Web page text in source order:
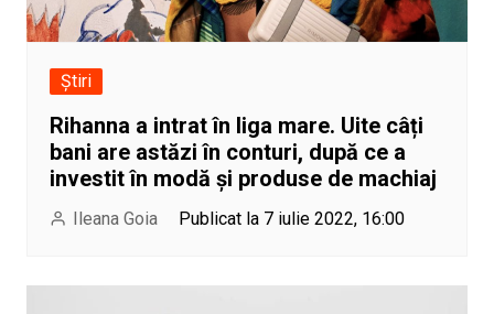
Știri
Rihanna a intrat în liga mare. Uite câți
bani are astăzi în conturi, după ce a
investit în modă și produse de machiaj
Ileana Goia Publicat la 7 iulie 2022, 16:00